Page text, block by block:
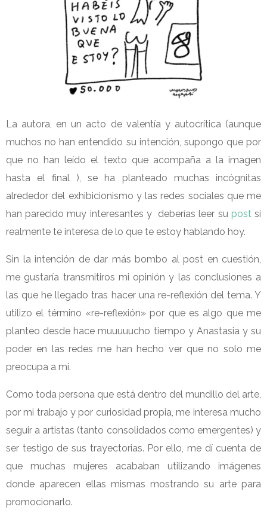
La autora, en un acto de valentía y autocrítica (aunque
muchos no han entendido su intención, supongo que por
que no han leído el texto que acompaña a la imagen
hasta el final ), se ha planteado muchas incógnitas
alrededor del exhibicionismo y las redes sociales que me
han parecido muy interesantes y deberías leer su postsi
realmente te interesa de lo que te estoy hablando hoy.
Sin la intención de dar más bombo al post en cuestión,
me gustaría transmitiros mi opinión y las conclusiones a
las que he llegado tras hacer una re-reflexión del tema. Y
utilizo el término «re-reflexión» por que es algo que me
planteo desde hace muuuuucho tiempo y Anastasia y su
poder en las redes me han hecho ver que no solo me
preocupa a mi.
Como toda persona que está dentro del mundillo del arte,
por mi trabajo y por curiosidad propia, me interesa mucho
seguir a artistas (tanto consolidados como emergentes) y
ser testigo de sus trayectorias. Por ello, me dí cuenta de
que muchas mujeres acababan utilizando imágenes
donde aparecen ellas mismas mostrando su arte para
promocionarlo.